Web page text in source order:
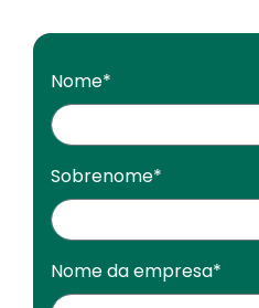
Nome*
Sobrenome*
Nome da empresa*